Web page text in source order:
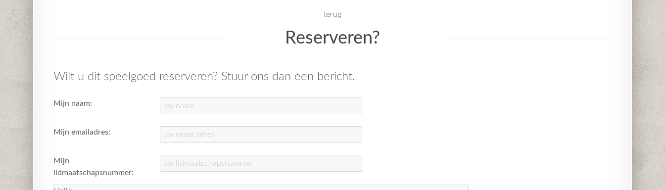
terug
Reserveren?
Wilt u dit speelgoed reserveren? Stuur ons dan een bericht.
Mijn naam:
Mijn emailadres:
Mijn
lidmaatschapsnummer: